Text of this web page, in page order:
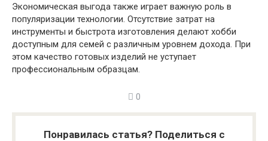
Экономическая выгода также играет важную роль в
популяризации технологии. Отсутствие затрат на
инструменты и быстрота изготовления делают хобби
доступным для семей с различным уровнем дохода. При
этом качество готовых изделий не уступает
профессиональным образцам.
0
Понравилась статья? Поделиться с